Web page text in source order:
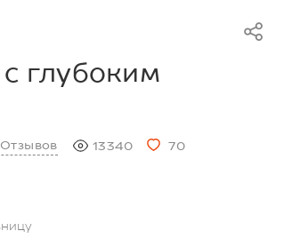
глубоким
13340 70